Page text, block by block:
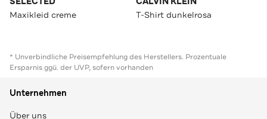
Maxikleid creme T-Shirt dunkelrosa
* Unverbindliche Preisempfehlung des Herstellers. Prozentuale
Ersparnis ggü. der UVP, sofern vorhanden
Unternehmen
Über uns